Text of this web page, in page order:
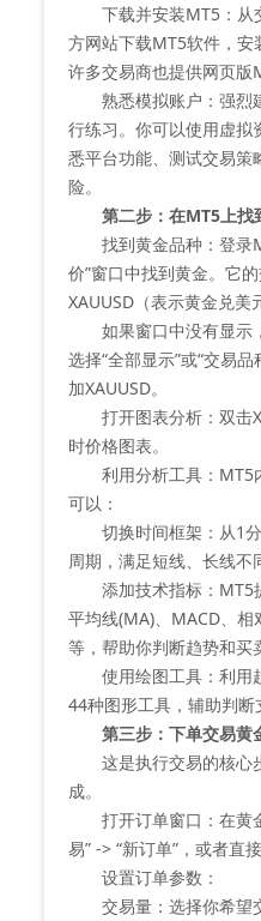
下载并安装MT5：从
方网站下载MT5软件，安
许多交易商也提供网页版
熟悉模拟账户：强烈
行练习。你可以使用虚拟
悉平台功能、测试交易策
险。
第二步：在MT5上找
找到黄金品种：登录
价”窗口中找到黄金。它
XAUUSD（表示黄金兑美
如果窗口中没有显示，
选择“全部显示”或“交易
加XAUUSD。
打开图表分析：双击
时价格图表。
利用分析工具：MT5
可以：
切换时间框架：从1分
周期，满足短线、长线不
添加技术指标：MT5
平均线(MA)、MACD、相
等，帮助你判断趋势和买
使用绘图工具：利用
44种图形工具，辅助判断
第三步：下单交易黄
这是执行交易的核心
成。
打开订单窗口：在黄
易” -> “新订单”，或者直
设置订单参数：
交易量：选择你希望